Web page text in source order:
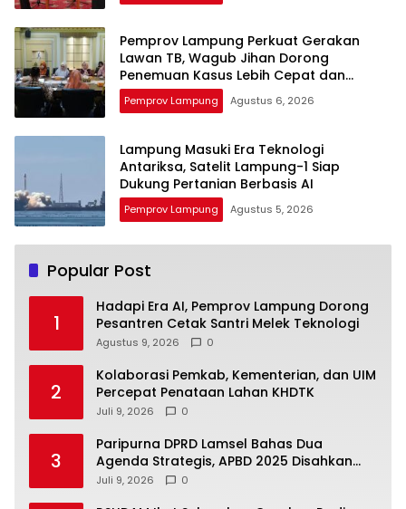
Pemprov Lampung Perkuat Gerakan
Lawan TB, Wagub Jihan Dorong
Penemuan Kasus Lebih Cepat dan
Tuntas
Pemprov Lampung Agustus 6, 2026
Lampung Masuki Era Teknologi
Antariksa, Satelit Lampung-1 Siap
Dukung Pertanian Berbasis AI
Pemprov Lampung Agustus 5, 2026
Popular Post
1
Hadapi Era AI, Pemprov Lampung Dorong
Pesantren Cetak Santri Melek Teknologi
Agustus 9, 2026 0
2
Kolaborasi Pemkab, Kementerian, dan UIM
Percepat Penataan Lahan KHDTK
Juli 9, 2026 0
3
Paripurna DPRD Lamsel Bahas Dua
Agenda Strategis, APBD 2025 Disahkan
dan KUA-PPAS 2027 Disampaikan
Juli 9, 2026 0